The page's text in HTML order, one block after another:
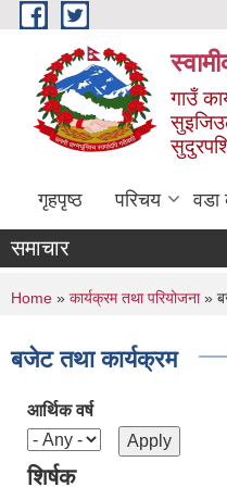
Skip to main content
गाउँ
गृहपृष्ठ परिचय वडा
समाचार
You are here
Home » कार्यक्रम तथा परियोजना»
बजेट तथा कार्यक्रम
आर्थिक वर्ष
शिर्षक